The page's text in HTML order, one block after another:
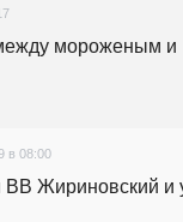
мороженым и
в 08:00
ВВ Жириновский и